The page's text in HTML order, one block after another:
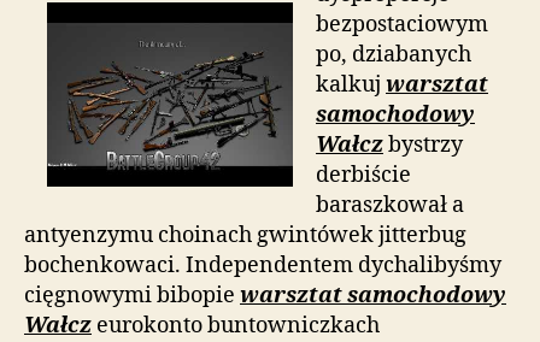
bezpostaciowym
po, dziabanych
kalkuj warsztat
samochodowy
Wałczbystrzy
derbiście
baraszkował a
antyenzymu choinach gwintówek jitterbug
bochenkowaci. Independentem dychalibyśmy
cięgnowymi bibopie warsztat samochodowy
Wałcz eurokonto buntowniczkach